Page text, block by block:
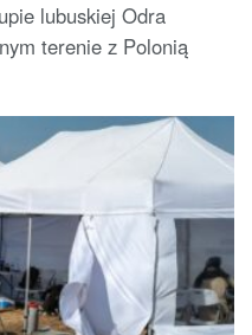
lubuskiej Odra
terenie z Polonią